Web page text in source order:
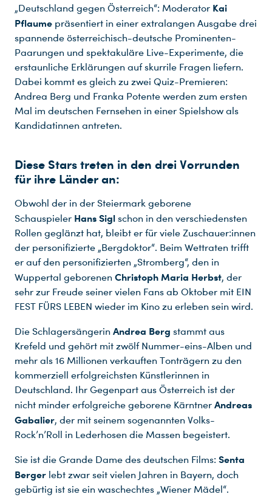
„Deutschland gegen Österreich“: Moderator Kai
Pflaume präsentiert in einer extralangen Ausgabe drei
spannende österreichisch-deutsche Prominenten-
Paarungen und spektakuläre Live-Experimente, die
erstaunliche Erklärungen auf skurrile Fragen liefern.
Dabei kommt es gleich zu zwei Quiz-Premieren:
Andrea Berg und Franka Potente werden zum ersten
Mal im deutschen Fernsehen in einer Spielshow als
Kandidatinnen antreten.
Diese Stars treten in den drei Vorrunden
für ihre Länder an:
Obwohl der in der Steiermark geborene
Schauspieler Hans Sigl schon in den verschiedensten
Rollen geglänzt hat, bleibt er für viele Zuschauer:innen
der personifizierte „Bergdoktor“. Beim Wettraten trifft
er auf den personifizierten „Stromberg“, den in
Wuppertal geborenen Christoph Maria Herbst, der
sehr zur Freude seiner vielen Fans ab Oktober mit EIN
FEST FÜRS LEBEN wieder im Kino zu erleben sein wird.
Die Schlagersängerin Andrea Berg stammt aus
Krefeld und gehört mit zwölf Nummer-eins-Alben und
mehr als 16 Millionen verkauften Tonträgern zu den
kommerziell erfolgreichsten Künstlerinnen in
Deutschland. Ihr Gegenpart aus Österreich ist der
nicht minder erfolgreiche geborene Kärntner Andreas
Gabalier, der mit seinem sogenannten Volks-
Rock’n’Roll in Lederhosen die Massen begeistert.
Sie ist die Grande Dame des deutschen Films: Senta
Berger lebt zwar seit vielen Jahren in Bayern, doch
gebürtig ist sie ein waschechtes „Wiener Mädel“.